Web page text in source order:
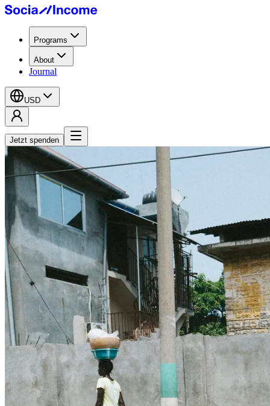
Programs
About
Journal
USD
Jetzt spenden